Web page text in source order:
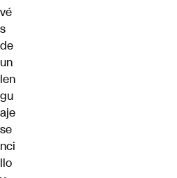
vé
s
de
un
len
gu
aje
se
nci
llo